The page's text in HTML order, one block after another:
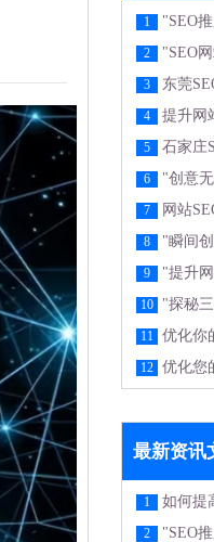
1 "SEO
2 "SEO
3 东莞
4 提升网
5 石家庄
6 "创意
7 网站
8 "瞬间
9 "提升
10 "探秘
11 优化你
12 优化您
最新资讯
1 如何提
2 "SEO